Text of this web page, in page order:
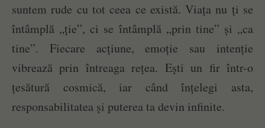
suntem rude cu tot ceea ce există. Viața nu ți se
întâmplă „ție”, ci se întâmplă „prin tine” și „ca
tine”. Fiecare acțiune, emoție sau intenție
vibrează prin întreaga rețea. Ești un fir într-o
țesătură cosmică, iar când înțelegi asta,
responsabilitatea și puterea ta devin infinite.